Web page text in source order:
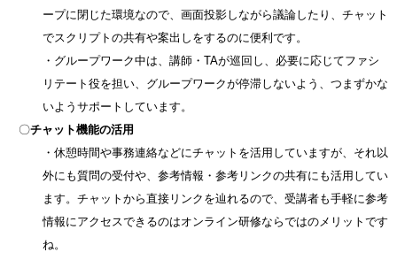
ープに閉じた環境なので、画面投影しながら議論したり、チャット
でスクリプトの共有や案出しをするのに便利です。
・グループワーク中は、講師・TAが巡回し、必要に応じてファシ
リテート役を担い、グループワークが停滞しないよう、つまずかな
いようサポートしています。
〇チャット機能の活用
・休憩時間や事務連絡などにチャットを活用していますが、それ以
外にも質問の受付や、参考情報・参考リンクの共有にも活用してい
ます。チャットから直接リンクを辿れるので、受講者も手軽に参考
情報にアクセスできるのはオンライン研修ならではのメリットです
ね。